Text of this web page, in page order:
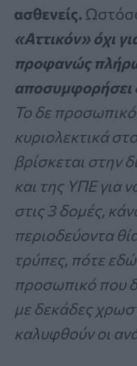
ασθενείς.
«Αττικόν» όχι
προφανώς
αποσυμφορήσει
Το δε προσωπικό
κυριολεκτικά
βρίσκεται στην
και της ΥΠΕ για
στις 3 δομές,
περιοδεύοντα
τρύπες, πότε εδώ
προσωπικό που
με δεκάδες
καλυφθούν οι